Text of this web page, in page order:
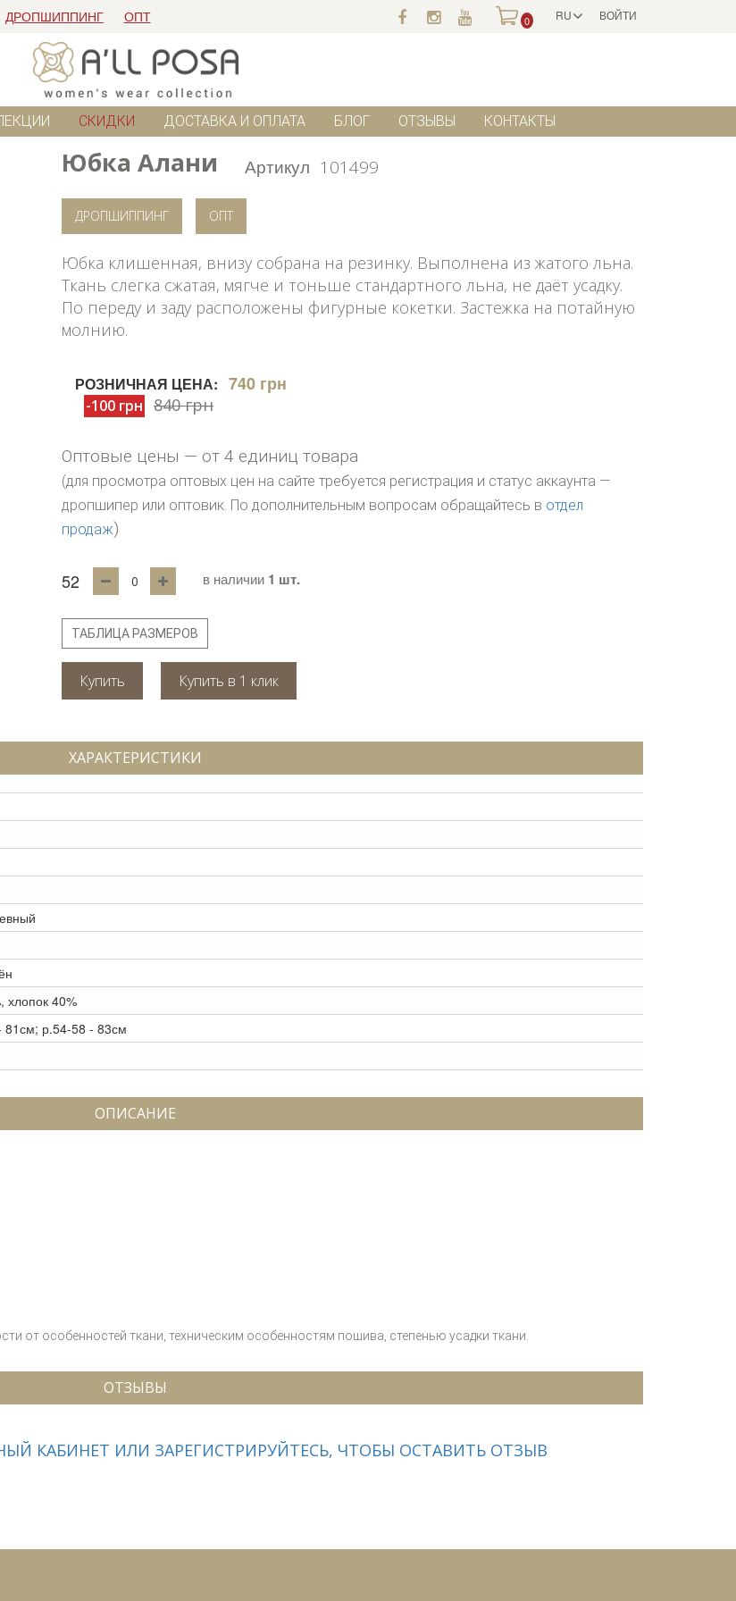
ВОЙТИ
RU
ДРОПШИППИНГ ОПТ 0
СКИДКИ ДОСТАВКА И ОПЛАТА БЛОГ ОТЗЫВЫ КОНТАКТЫ
Юбка Алани Артикул 101499
ДРОПШИППИНГ ОПТ
Юбка клишенная, внизу собрана на резинку. Выполнена из жатого льна.
Ткань слегка сжатая, мягче и тоньше стандартного льна, не даёт усадку.
По переду и заду расположены фигурные кокетки. Застежка на потайную
молнию.
РОЗНИЧНАЯ ЦЕНА: 740 грн
-100 грн 840 грн
Оптовые цены — от 4 единиц товара
(для просмотра оптовых цен на сайте требуется регистрация и статус аккаунта —
дропшипер или оптовик. По дополнительным вопросам обращайтесь в отдел
продаж)
52 в наличии 1 шт.
ТАБЛИЦА РАЗМЕРОВ
Купить
ХАРАКТЕРИСТИКИ
хлопок 40%
81см; р.54-58 - 83см
ОПИСАНИЕ
от особенностей ткани, техническим особенностям пошива, степенью усадки ткани.
ОТЗЫВЫ
КАБИНЕТ ИЛИ ЗАРЕГИСТРИРУЙТЕСЬ, ЧТОБЫ ОСТАВИТЬ ОТЗЫВ